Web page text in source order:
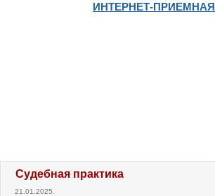
ИНТЕРНЕТ-ПРИЕМНАЯ
Судебная практика
21.01.2025.